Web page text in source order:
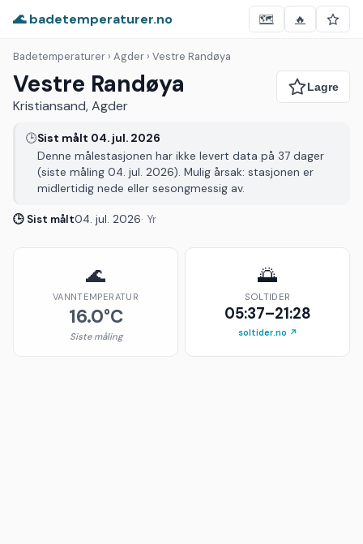
🌊 badetemperaturer.no 🗺️ 🔥
Badetemperaturer › Agder › Vestre Randøya
Vestre Randøya
Kristiansand, Agder
🕒Sist målt 04. jul. 2026
Denne målestasjonen har ikke levert data på 37 dager
(siste måling 04. jul. 2026). Mulig årsak: stasjonen er
midlertidig nede eller sesongmessig av.
🕒 Sist målt04. jul. 2026· Yr
🌊
VANNTEMPERATUR
16.0°C
Siste måling
🌅
SOLTIDER
05:37–21:28
soltider.no ↗